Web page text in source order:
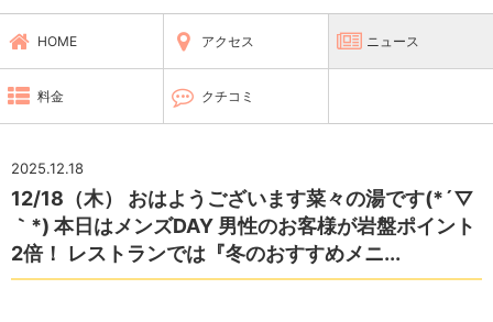
HOME アクセス ニュース
料金 クチコミ
2025.12.18
12/18（木） おはようございます菜々の湯です(*´▽
｀*) 本日はメンズDAY 男性のお客様が岩盤ポイント
2倍！ レストランでは『冬のおすすめメニ...